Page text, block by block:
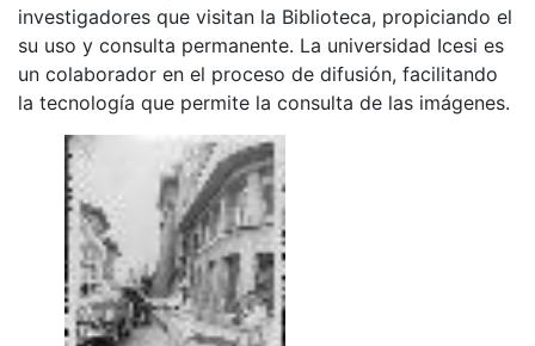
investigadores que visitan la Biblioteca, propiciando el
su uso y consulta permanente. La universidad Icesi es
un colaborador en el proceso de difusión, facilitando
la tecnología que permite la consulta de las imágenes.